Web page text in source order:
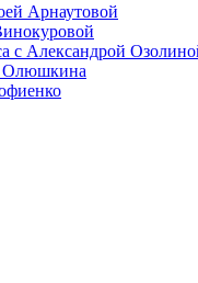
Арнаутовой
с Александрой
Олюшкина